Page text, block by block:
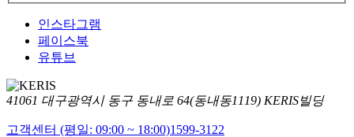
인스타그램
페이스북
유튜브
41061 대구광역시 동구 동내로 64(동내동1119) KERIS빌딩
고객센터 (평일: 09:00 ~ 18:00)1599-3122